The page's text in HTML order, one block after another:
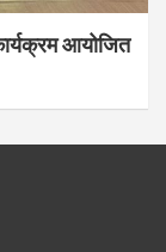
आयोजित